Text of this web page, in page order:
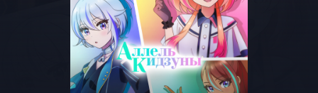
ВОЙТИ НА САЙТ
Восстановить пароль